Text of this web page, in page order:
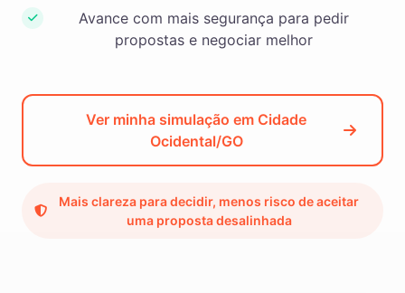
Avance com mais segurança para pedir
propostas e negociar melhor
Ver minha simulação em Cidade
Ocidental/GO
Mais clareza para decidir, menos risco de aceitar
uma proposta desalinhada